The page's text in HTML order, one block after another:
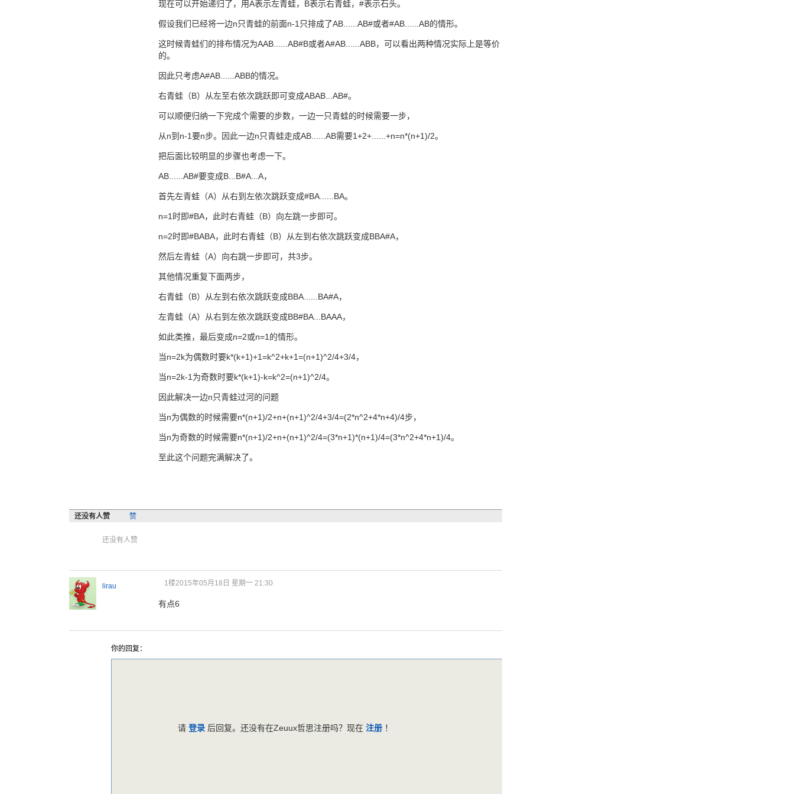
现在可以开始递归了，用A表示左青蛙，B表示右青蛙，#表示石头。
假设我们已经将一边n只青蛙的前面n-1只排成了AB......AB#或者#AB......AB的情形。
这时候青蛙们的排布情况为AAB......AB#B或者A#AB......ABB，可以看出两种情况实际上是等价
的。
因此只考虑A#AB......ABB的情况。
右青蛙（B）从左至右依次跳跃即可变成ABAB...AB#。
可以顺便归纳一下完成个需要的步数，一边一只青蛙的时候需要一步，
从n到n-1要n步。因此一边n只青蛙走成AB......AB需要1+2+......+n=n*(n+1)/2。
把后面比较明显的步骤也考虑一下。
AB......AB#要变成B...B#A...A，
首先左青蛙（A）从右到左依次跳跃变成#BA......BA。
n=1时即#BA，此时右青蛙（B）向左跳一步即可。
n=2时即#BABA，此时右青蛙（B）从左到右依次跳跃变成BBA#A，
然后左青蛙（A）向右跳一步即可，共3步。
其他情况重复下面两步，
右青蛙（B）从左到右依次跳跃变成BBA......BA#A，
左青蛙（A）从右到左依次跳跃变成BB#BA...BAAA，
如此类推，最后变成n=2或n=1的情形。
当n=2k为偶数时要k*(k+1)+1=k^2+k+1=(n+1)^2/4+3/4，
当n=2k-1为奇数时要k*(k+1)-k=k^2=(n+1)^2/4。
因此解决一边n只青蛙过河的问题
当n为偶数的时候需要n*(n+1)/2+n+(n+1)^2/4+3/4=(2*n^2+4*n+4)/4步，
当n为奇数的时候需要n*(n+1)/2+n+(n+1)^2/4=(3*n+1)*(n+1)/4=(3*n^2+4*n+1)/4。
至此这个问题完满解决了。
还没有人赞 赞
还没有人赞
lirau 1楼2015年05月18日 星期一 21:30
有点6
你的回复：
请登录 后回复。还没有在Zeuux哲思注册吗？现在注册 ！